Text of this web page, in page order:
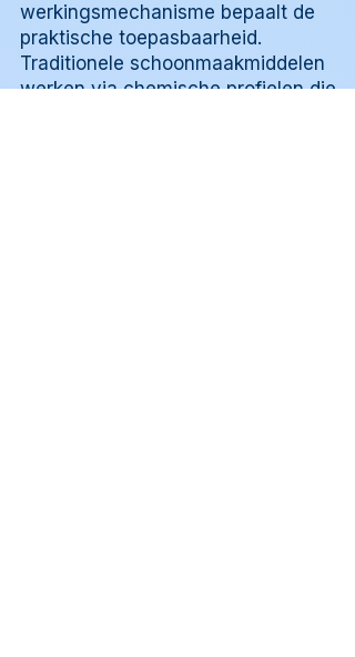
werkingsmechanisme bepaalt de
praktische toepasbaarheid.
Traditionele schoonmaakmiddelen
werken via chemische profielen die